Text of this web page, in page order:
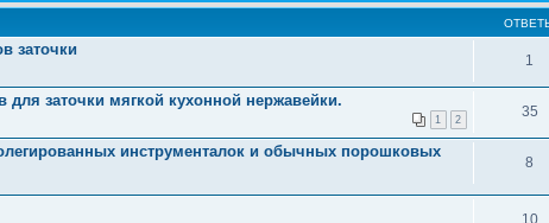
заточки
1
заточки мягкой кухонной нержавейки.
1 2 35
инструменталок и обычных порошковых
8
10